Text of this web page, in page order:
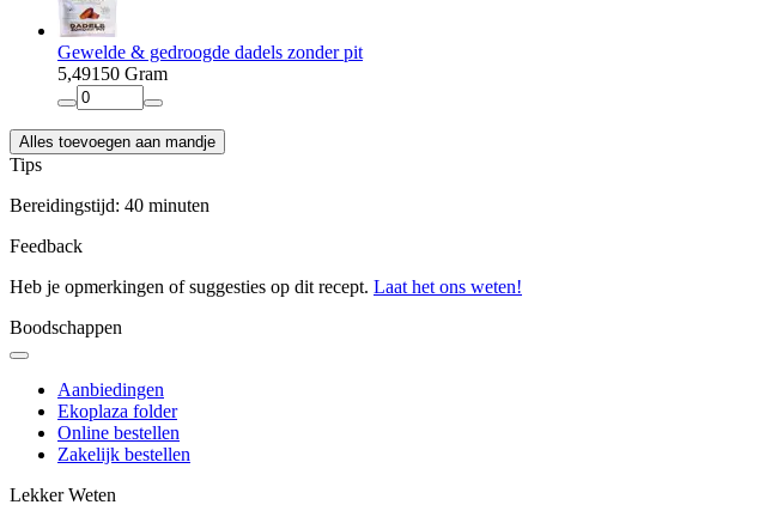
Gewelde & gedroogde dadels zonder pit
5,49150 Gram
Alles toevoegen aan mandje
Tips
Bereidingstijd: 40 minuten
Feedback
Heb je opmerkingen of suggesties op dit recept. Laat het ons weten!
Boodschappen
Aanbiedingen
Ekoplaza folder
Online bestellen
Zakelijk bestellen
Lekker Weten